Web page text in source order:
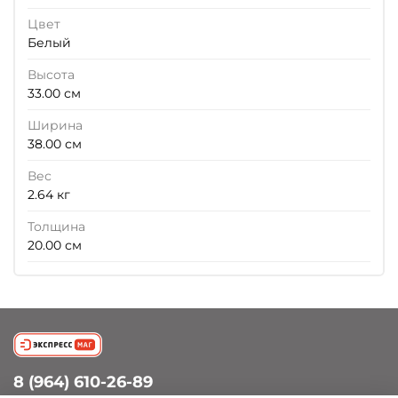
Цвет
Белый
Высота
33.00 см
Ширина
38.00 см
Вес
2.64 кг
Толщина
20.00 см
8 (964) 610-26-89